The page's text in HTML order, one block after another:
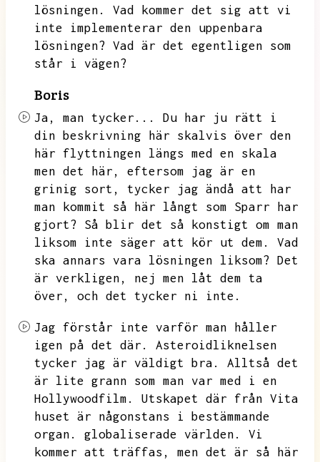
lösningen.
Vad kommer det sig att vi
inte implementerar den uppenbara
lösningen? Vad är det egentligen som
står i vägen?
Boris
Ja, man tycker...
Du har ju rätt i
din beskrivning här skalvis över den
här flyttningen längs med en skala
men det här,
eftersom jag är en
grinig sort,
tycker jag ändå att har
man kommit så här långt som Sparr har
gjort?
Så blir det så konstigt om man
liksom inte säger att kör ut dem.
Vad
ska annars vara lösningen liksom? Det
är verkligen,
nej men låt dem ta
över,
och det tycker ni inte.
Jag förstår inte varför man håller
igen på det där.
Asteroidliknelsen
tycker jag är väldigt bra.
Alltså det
är lite grann som man var med i en
Hollywoodfilm.
Utskapet där från Vita
huset är någonstans i bestämmande
organ.
globaliserade världen.
Vi
kommer att träffas,
men det är så här